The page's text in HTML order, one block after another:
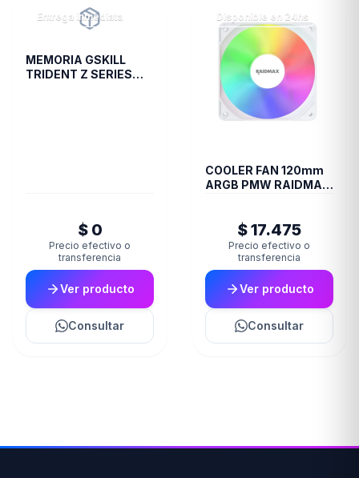
Entrega inmediata
MEMORIA GSKILL
TRIDENT Z SERIES
$ 0
Precio efectivo o
transferencia
Ver producto
Consultar
Disponible en 24hs
COOLER FAN 120mm
ARGB PMW RAIDMAX
$ 17.475
Precio efectivo o
transferencia
Ver producto
Consultar